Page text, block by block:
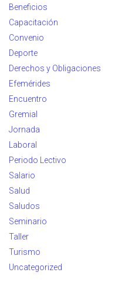
Beneficios
Capacitación
Convenio
Deporte
Derechos y Obligaciones
Efemérides
Encuentro
Gremial
Jornada
Laboral
Periodo Lectivo
Salario
Salud
Saludos
Seminario
Taller
Turismo
Uncategorized